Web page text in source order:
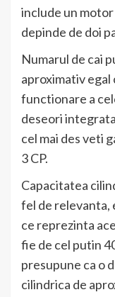
include un
depinde de doi
Numarul de cai
aproximativ egal
functionare a
deseori
cel mai des veti
3 CP.
Capacitatea
fel de relevanta,
ce reprezinta
fie de cel putin
presupune ca o
cilindrica de